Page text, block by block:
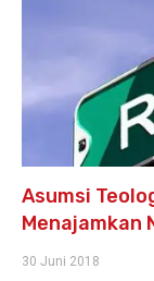
Asumsi
Menajamkan
30 Juni 2018